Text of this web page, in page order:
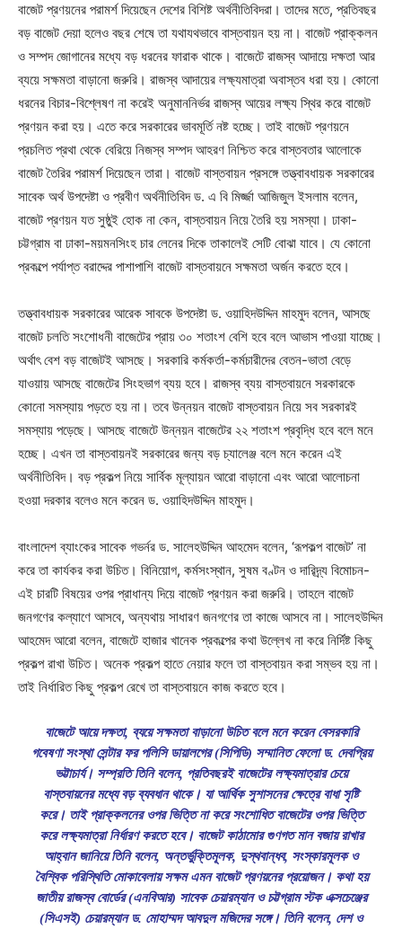
বাজেট প্রণয়নের পরামর্শ দিয়েছেন দেশের বিশিষ্ট অর্থনীতিবিদরা। তাদের মতে, প্রতিবছর
বড় বাজেট দেয়া হলেও বছর শেষে তা যথাযথভাবে বাস্তবায়ন হয় না। বাজেট প্রাক্কলন
ও সম্পদ জোগানের মধ্যে বড় ধরনের ফারাক থাকে। বাজেটে রাজস্ব আদায়ে দক্ষতা আর
ব্যয়ে সক্ষমতা বাড়ানো জরুরি। রাজস্ব আদায়ের লক্ষ্যমাত্রা অবাস্তব ধরা হয়। কোনো
ধরনের বিচার-বিশ্লেষণ না করেই অনুমাননির্ভর রাজস্ব আয়ের লক্ষ্য স্থির করে বাজেট
প্রণয়ন করা হয়। এতে করে সরকারের ভাবমূর্তি নষ্ট হচ্ছে। তাই বাজেট প্রণয়নে
প্রচলিত প্রথা থেকে বেরিয়ে নিজস্ব সম্পদ আহরণ নিশ্চিত করে বাস্তবতার আলোকে
বাজেট তৈরির পরামর্শ দিয়েছেন তারা। বাজেট বাস্তবায়ন প্রসঙ্গে তত্ত্বাবধায়ক সরকারের
সাবেক অর্থ উপদেষ্টা ও প্রবীণ অর্থনীতিবিদ ড. এ বি মির্জ্জা আজিজুল ইসলাম বলেন,
বাজেট প্রণয়ন যত সুষ্ঠুই হোক না কেন, বাস্তবায়ন নিয়ে তৈরি হয় সমস্যা। ঢাকা-
চট্টগ্রাম বা ঢাকা-ময়মনসিংহ চার লেনের দিকে তাকালেই সেটি বোঝা যাবে। যে কোনো
প্রকল্পে পর্যাপ্ত বরাদ্দের পাশাপাশি বাজেট বাস্তবায়নে সক্ষমতা অর্জন করতে হবে।
তত্ত্বাবধায়ক সরকারের আরেক সাবকে উপদেষ্টা ড. ওয়াহিদউদ্দিন মাহমুদ বলেন, আসছে
বাজেট চলতি সংশোধনী বাজেটের প্রায় ৩০ শতাংশ বেশি হবে বলে আভাস পাওয়া যাচ্ছে।
অর্থাৎ বেশ বড় বাজেটই আসছে। সরকারি কর্মকর্তা-কর্মচারীদের বেতন-ভাতা বেড়ে
যাওয়ায় আসছে বাজেটের সিংহভাগ ব্যয় হবে। রাজস্ব ব্যয় বাস্তবায়নে সরকারকে
কোনো সমস্যায় পড়তে হয় না। তবে উন্নয়ন বাজেট বাস্তবায়ন নিয়ে সব সরকারই
সমস্যায় পড়েছে। আসছে বাজেটে উন্নয়ন বাজেটের ২২ শতাংশ প্রবৃদ্ধি হবে বলে মনে
হচ্ছে। এখন তা বাস্তবায়নই সরকারের জন্য বড় চ্যালেঞ্জ বলে মনে করেন এই
অর্থনীতিবিদ। বড় প্রকল্প নিয়ে সার্বিক মূল্যায়ন আরো বাড়ানো এবং আরো আলোচনা
হওয়া দরকার বলেও মনে করেন ড. ওয়াহিদউদ্দিন মাহমুদ।
বাংলাদেশ ব্যাংকের সাবেক গভর্নর ড. সালেহউদ্দিন আহমেদ বলেন, ‘রূপকল্প বাজেট’ না
করে তা কার্যকর করা উচিত। বিনিয়োগ, কর্মসংস্থান, সুষম বণ্টন ও দারিদ্র্য বিমোচন-
এই চারটি বিষয়ের ওপর প্রাধান্য দিয়ে বাজেট প্রণয়ন করা জরুরি। তাহলে বাজেট
জনগণের কল্যাণে আসবে, অন্যথায় সাধারণ জনগণের তা কাজে আসবে না। সালেহউদ্দিন
আহমেদ আরো বলেন, বাজেটে হাজার খানেক প্রকল্পের কথা উল্লেখ না করে নির্দিষ্ট কিছু
প্রকল্প রাখা উচিত। অনেক প্রকল্প হাতে নেয়ার ফলে তা বাস্তবায়ন করা সম্ভব হয় না।
তাই নির্ধারিত কিছু প্রকল্প রেখে তা বাস্তবায়নে কাজ করতে হবে।
বাজেটে আয়ে দক্ষতা, ব্যয়ে সক্ষমতা বাড়ানো উচিত বলে মনে করেন বেসরকারি
গবেষণা সংস্থা সেন্টার ফর পলিসি ডায়ালগের (সিপিডি) সম্মানিত ফেলো ড. দেবপ্রিয়
ভট্টাচার্য। সম্প্রতি তিনি বলেন, প্রতিবছরই বাজেটের লক্ষ্যমাত্রার চেয়ে
বাস্তবায়নের মধ্যে বড় ব্যবধান থাকে। যা আর্থিক সুশাসনের ক্ষেত্রে বাধা সৃষ্টি
করে। তাই প্রাক্কলনের ওপর ভিত্তি না করে সংশোধিত বাজেটের ওপর ভিত্তি
করে লক্ষ্যমাত্রা নির্ধারণ করতে হবে। বাজেট কাঠামোর গুণগত মান বজায় রাখার
আহ্বান জানিয়ে তিনি বলেন, অন্তর্ভুক্তিমূলক, দুস্থবান্ধব, সংস্কারমূলক ও
বৈশ্বিক পরিস্থিতি মোকাবেলায় সক্ষম এমন বাজেট প্রণয়নের প্রয়োজন। কথা হয়
জাতীয় রাজস্ব বোর্ডের (এনবিআর) সাবেক চেয়ারম্যান ও চট্টগ্রাম স্টক এক্সচেঞ্জের
(সিএসই) চেয়ারম্যান ড. মোহাম্মদ আবদুল মজিদের সঙ্গে। তিনি বলেন, দেশ ও